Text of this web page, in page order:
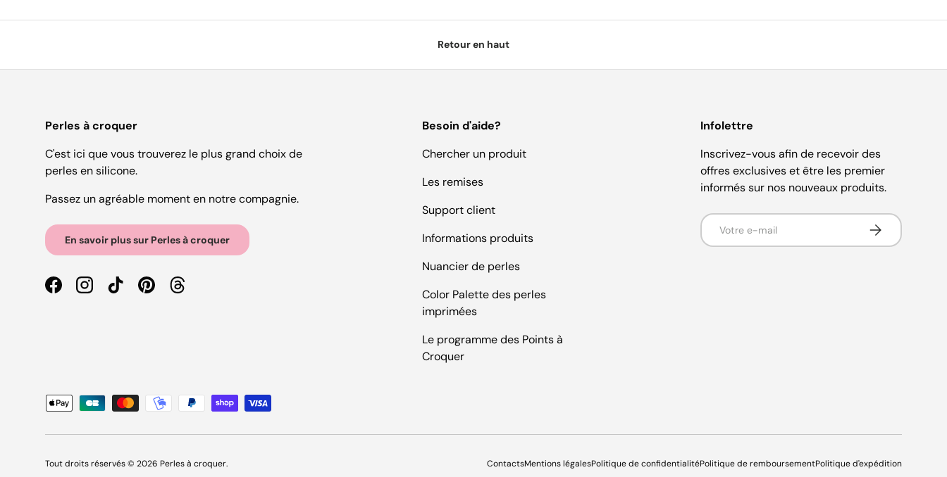
Retour en haut
Perles à croquer
C'est ici que vous trouverez le plus grand choix de
perles en silicone.
Passez un agréable moment en notre compagnie.
En savoir plus sur Perles à croquer
FacebookInstagramTikTokPinterestThreads
Besoin d'aide?
Chercher un produit
Les remises
Support client
Informations produits
Nuancier de perles
Color Palette des perles
imprimées
Le programme des Points à
Croquer
Infolettre
Inscrivez-vous afin de recevoir des
offres exclusives et être les premier
informés sur nos nouveaux produits.
E-mail S’inscrire
Moyens de paiement acceptés
Tout droits réservés © 2026 Perles à croquer. ContactsMentions légalesPolitique de confidentialitéPolitique de remboursementPolitique d'expédition